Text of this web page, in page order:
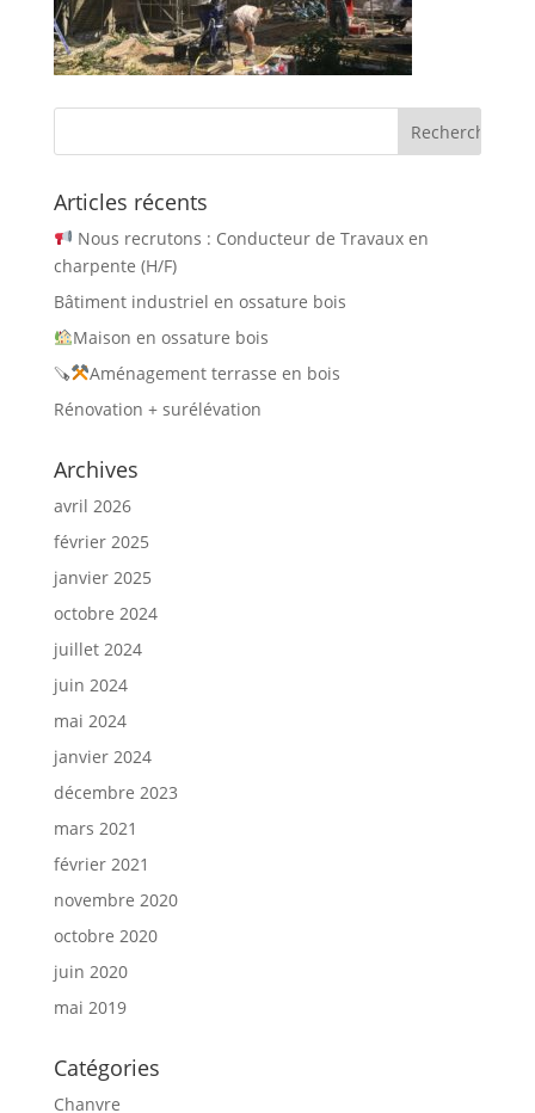
Articles récents
Nous recrutons : Conducteur de Travaux en
charpente (H/F)
Bâtiment industriel en ossature bois
Maison en ossature bois
🪚
Aménagement terrasse en bois
Rénovation + surélévation
Archives
avril 2026
février 2025
janvier 2025
octobre 2024
juillet 2024
juin 2024
mai 2024
janvier 2024
décembre 2023
mars 2021
février 2021
novembre 2020
octobre 2020
juin 2020
mai 2019
Catégories
Chanvre